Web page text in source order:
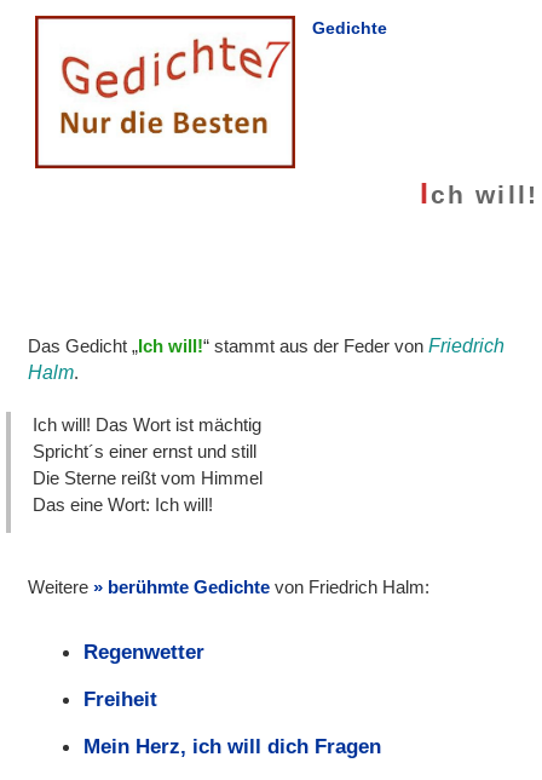
Gedichte
Ich will!
Das Gedicht „Ich will!“ stammt aus der Feder vonFriedrich
Halm.
Ich will! Das Wort ist mächtig
Spricht´s einer ernst und still
Die Sterne reißt vom Himmel
Das eine Wort: Ich will!
Weitere berühmte Gedichte von Friedrich Halm:
Regenwetter
Freiheit
Mein Herz, ich will dich Fragen